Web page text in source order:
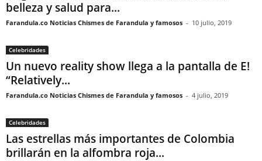
belleza y salud para...
Farandula.co Noticias Chismes de Farandula y famosos - 10 julio, 2019
Celebridades
Un nuevo reality show llega a la pantalla de E!
“Relatively...
Farandula.co Noticias Chismes de Farandula y famosos - 4 julio, 2019
Celebridades
Las estrellas más importantes de Colombia
brillarán en la alfombra roja...